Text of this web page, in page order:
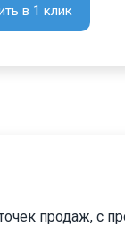
в 1 клик
продаж, с